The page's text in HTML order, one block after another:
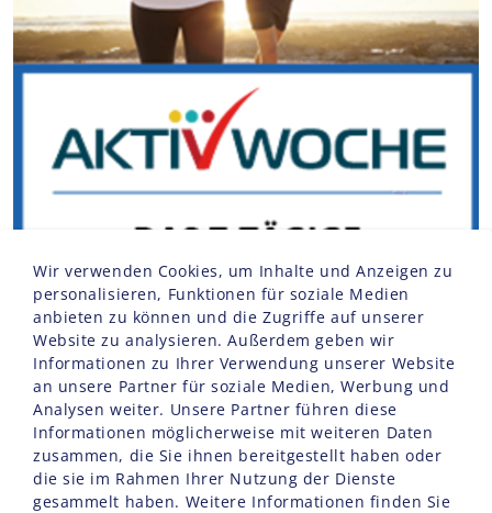
Wir verwenden Cookies, um Inhalte und Anzeigen zu
personalisieren, Funktionen für soziale Medien
anbieten zu können und die Zugriffe auf unserer
Website zu analysieren. Außerdem geben wir
Informationen zu Ihrer Verwendung unserer Website
an unsere Partner für soziale Medien, Werbung und
Analysen weiter. Unsere Partner führen diese
Informationen möglicherweise mit weiteren Daten
zusammen, die Sie ihnen bereitgestellt haben oder
die sie im Rahmen Ihrer Nutzung der Dienste
gesammelt haben. Weitere Informationen finden Sie